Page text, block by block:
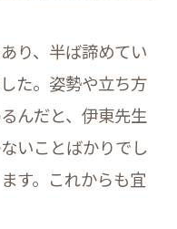
り、半ば諦めてい
た。姿勢や立ち方
んだと、伊東先生
いことばかりでし
す。これからも宜